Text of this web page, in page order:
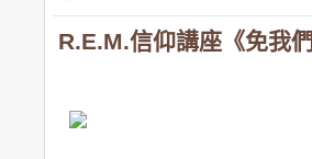
R.E.M.信仰講座《免我